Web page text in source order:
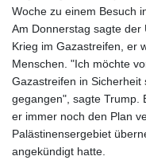
Woche zu einem Besuch
Am Donnerstag sagte der
Krieg im Gazastreifen, er
Menschen. "Ich möchte
Gazastreifen in
gegangen", sagte Trump.
er immer noch den Plan
Palästinensergebiet
angekündigt hatte.